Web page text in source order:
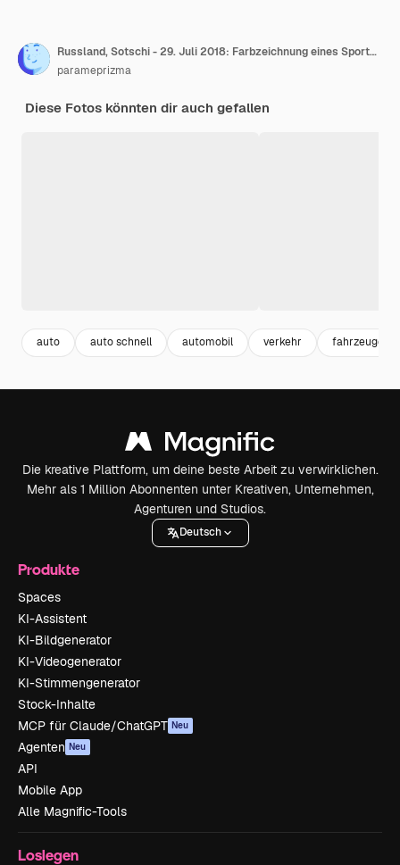
Russland, Sotschi - 29. Juli 2018: Farbzeichnung eines Sportwagens auf der Straße. Sportwagen sind beliebt
parameprizma
Diese Fotos könnten dir auch gefallen
auto auto schnell automobil verkehr fahrzeuge
Die kreative Plattform, um deine beste Arbeit zu verwirklichen.
Mehr als 1 Million Abonnenten unter Kreativen, Unternehmen,
Agenturen und Studios.
Deutsch
Produkte
Spaces
KI-Assistent
KI-Bildgenerator
KI-Videogenerator
KI-Stimmengenerator
Stock-Inhalte
MCP für Claude/ChatGPT Neu
Agenten Neu
API
Mobile App
Alle Magnific-Tools
Loslegen